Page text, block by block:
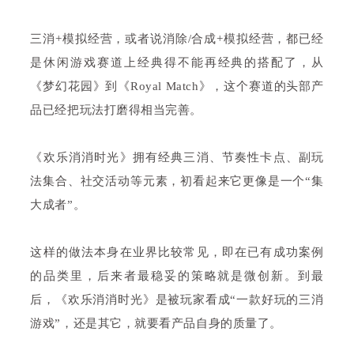
三消+模拟经营，或者说消除/合成+模拟经营，都已经
是休闲游戏赛道上经典得不能再经典的搭配了，从
《梦幻花园》到《Royal Match》，这个赛道的头部产
品已经把玩法打磨得相当完善。
《欢乐消消时光》拥有经典三消、节奏性卡点、副玩
法集合、社交活动等元素，初看起来它更像是一个“集
大成者”。
这样的做法本身在业界比较常见，即在已有成功案例
的品类里，后来者最稳妥的策略就是微创新 。到最
后，
《欢乐消消时光》 是被玩家看成“一款好玩的三消
游戏”，还是其它，就要看产品自身的质量了。